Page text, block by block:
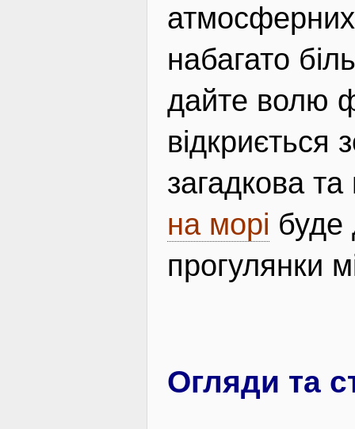
атмосферних
набагато
дайте волю
відкриється
загадкова
на морі
прогулянки
Огляди та